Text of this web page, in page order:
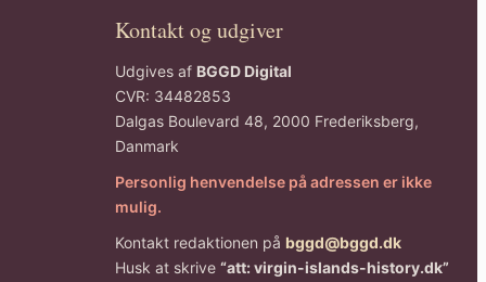
Kontakt og udgiver
Udgives af BGGD Digital
CVR: 34482853
Dalgas Boulevard 48, 2000 Frederiksberg,
Danmark
Personlig henvendelse på adressen er ikke
mulig.
Kontakt redaktionen på bggd@bggd.dk
Husk at skrive“att: virgin-islands-history.dk”